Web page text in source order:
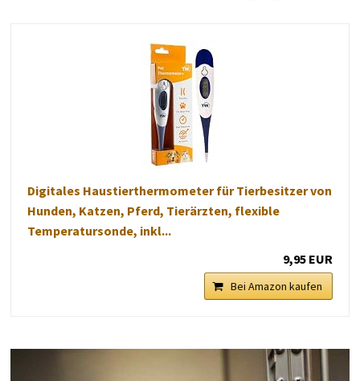
Digitales Haustierthermometer für Tierbesitzer von
Hunden, Katzen, Pferd, Tierärzten, flexible
Temperatursonde, inkl...
9,95 EUR
Bei Amazon kaufen